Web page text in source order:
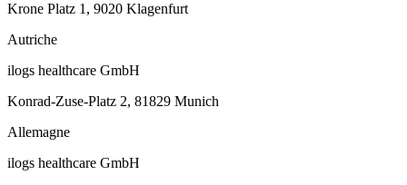
Krone Platz 1, 9020 Klagenfurt
Autriche
ilogs healthcare GmbH
Konrad-Zuse-Platz 2, 81829 Munich
Allemagne
ilogs healthcare GmbH